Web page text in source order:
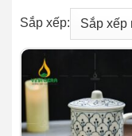
Sắp xếp: